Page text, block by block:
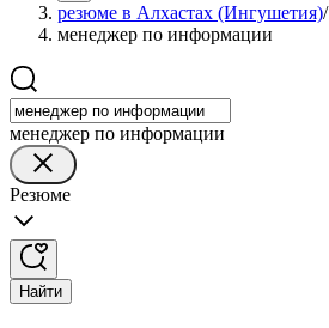
резюме в Алхастах (Ингушетия)/
менеджер по информации
менеджер по информации
Резюме
Найти